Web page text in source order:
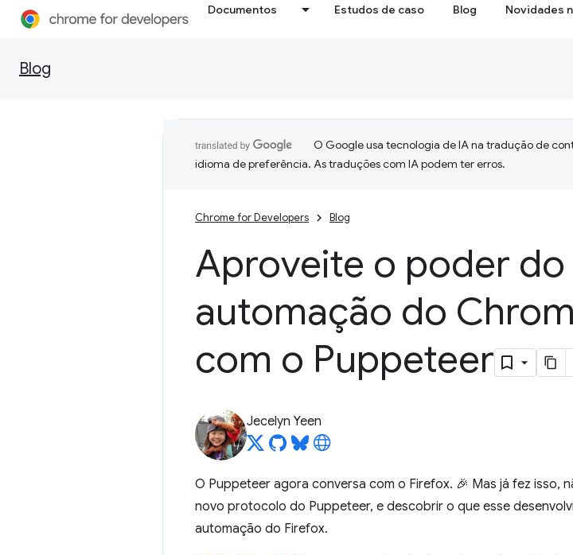
Documentos Estudos de caso Blog Novidades
Blog
O Google usa tecnologia de IA na tradução de
idioma de preferência. As traduções com IA podem ter erros.
Chrome for Developers Blog
Aproveite o poder do
automação do
com o Puppeteer
Jecelyn Yeen
O Puppeteer agora conversa com o Firefox. 🎉 Mas já fez isso,
novo protocolo do Puppeteer, e descobrir o que esse
automação do Firefox.